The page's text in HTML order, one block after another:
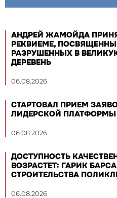
АНДРЕЙ ЖАМОЙДА
РЕКВИЕМЕ,
РАЗРУШЕННЫХ В
ДЕРЕВЕНЬ
06.08.2026
СТАРТОВАЛ ПРИЕМ
ЛИДЕРСКОЙ
06.08.2026
ДОСТУПНОСТЬ
ВОЗРАСТЕТ: ГАРИК
СТРОИТЕЛЬСТВА
06.08.2026